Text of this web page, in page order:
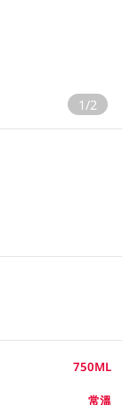
1/2
750ML
常溫